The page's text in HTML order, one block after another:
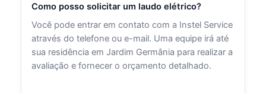
Como posso solicitar um laudo elétrico?
Você pode entrar em contato com a Instel Service
através do telefone ou e-mail. Uma equipe irá até
sua residência em Jardim Germânia para realizar a
avaliação e fornecer o orçamento detalhado.